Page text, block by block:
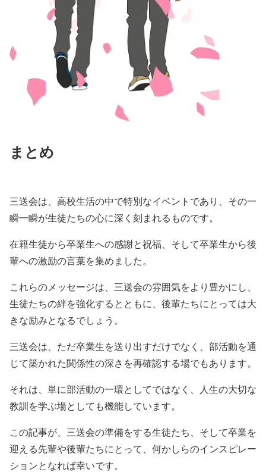
まとめ
三送会は、高校生活の中で特別なイベントであり、その一
瞬一瞬が生徒たちの心に深く刻まれるものです。
在籍生徒から卒業生への感謝と祝福、そして卒業生から後
輩への激励の言葉を集めました。
これらのメッセージは、三送会の雰囲気をより豊かにし、
生徒たちの絆を強化するとともに、後輩たちにとっては大
きな励みとなるでしょう。
三送会は、ただ卒業生を送り出すだけでなく、部活動を通
じて築かれた関係性の深さを再確認する場でもあります。
それは、単に部活動の一環としてではなく、人生の大切な
教訓を学ぶ場としても機能しています。
この記事が、三送会の準備をする生徒たち、そして卒業を
迎える先輩や後輩たちにとって、何かしらのインスピレー
ションとなれば幸いです。